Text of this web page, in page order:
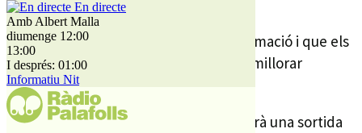
En directe
Amb Albert Malla
diumenge 12:00
13:00
I després: 01:00
Informatiu Nit
aixecaran el deute.
Joan Gallart de CIU demana més informació i que els
diners que aportin l’operació ajudin a millorar
l’entorn.
Per altra banda, la generalitat permetrà una sortida